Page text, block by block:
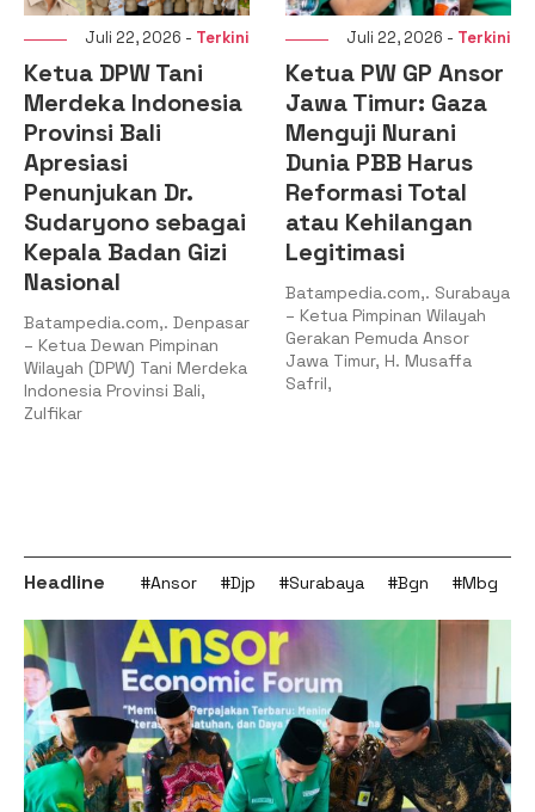
Juli 22, 2026 - Terkini
Ketua DPW Tani
Merdeka Indonesia
Provinsi Bali
Apresiasi
Penunjukan Dr.
Sudaryono sebagai
Kepala Badan Gizi
Nasional
Batampedia.com,. Denpasar
– Ketua Dewan Pimpinan
Wilayah (DPW) Tani Merdeka
Indonesia Provinsi Bali,
Zulfikar
Juli 22, 2026 - Terkini
Ketua PW GP Ansor
Jawa Timur: Gaza
Menguji Nurani
Dunia PBB Harus
Reformasi Total
atau Kehilangan
Legitimasi
Batampedia.com,. Surabaya
– Ketua Pimpinan Wilayah
Gerakan Pemuda Ansor
Jawa Timur, H. Musaffa
Safril,
Headline #Ansor #Djp #Surabaya #Bgn #Mbg